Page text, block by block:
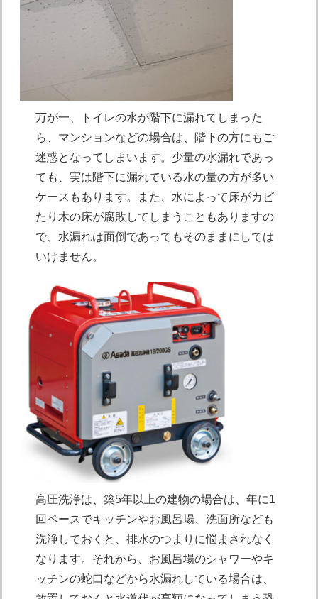
万が一、トイレの水が階下に漏れてしまった
ら、マンションなどの場合は、階下の方にもご
迷惑となってしまいます。少量の水漏れであっ
ても、実は階下に漏れている水の量の方が多い
ケースもあります。また、水によって床がカビ
たり木の床が腐敗してしまうこともありますの
で、水漏れは面倒であってもそのままにしては
いけません。
高圧洗浄は、築5年以上の建物の場合は、年に1
回ペースでキッチンやお風呂場、洗面所なども
洗浄しておくと、排水のつまりに悩まされなく
なります。それから、お風呂場のシャワーやキ
ッチンの蛇口などから水漏れしている場合は、